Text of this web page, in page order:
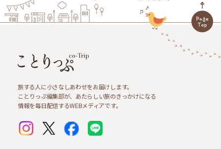
旅する人に小さなしあわせをお届けします。
ことりっぷ編集部が、あたらしい旅のきっかけになる
情報を毎日配信するWEBメディアです。